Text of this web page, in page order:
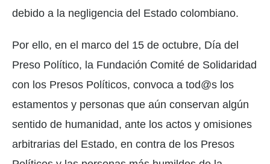
debido a la negligencia del Estado colombiano.
Por ello, en el marco del 15 de octubre, Día del
Preso Político, la Fundación Comité de Solidaridad
con los Presos Políticos, convoca a tod@s los
estamentos y personas que aún conservan algún
sentido de humanidad, ante los actos y omisiones
arbitrarias del Estado, en contra de los Presos